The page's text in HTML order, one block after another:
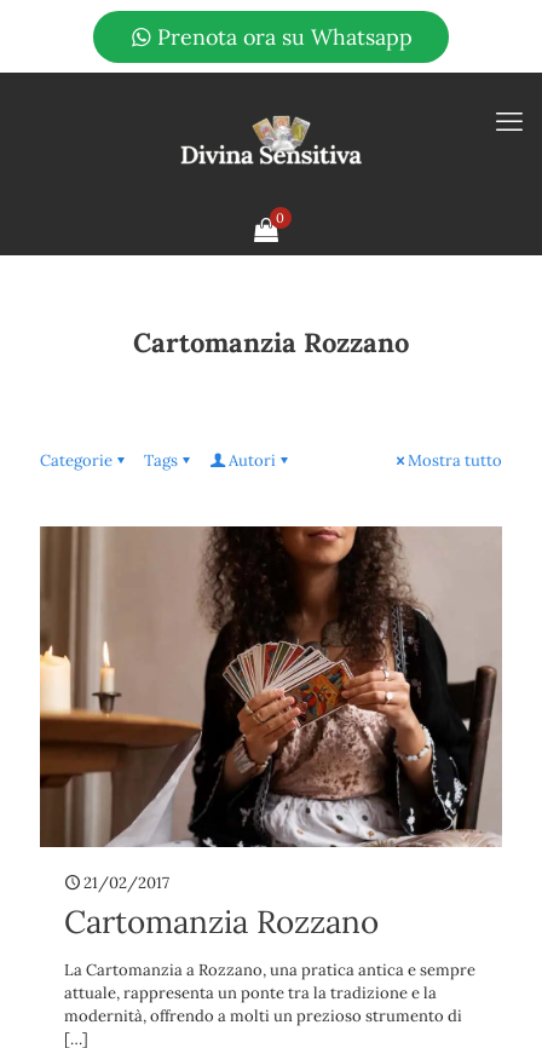
Prenota ora su Whatsapp
0
Cartomanzia Rozzano
Categorie Tags Autori Mostra tutto
21/02/2017
Cartomanzia Rozzano
La Cartomanzia a Rozzano, una pratica antica e sempre
attuale, rappresenta un ponte tra la tradizione e la
modernità, offrendo a molti un prezioso strumento di
[…]